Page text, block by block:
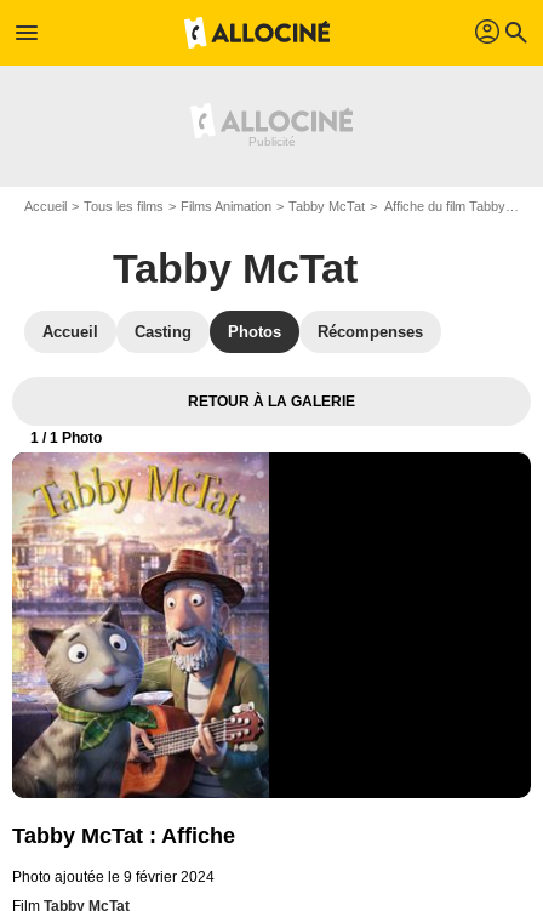
menu profil search
Accueil Tous les films Films Animation Tabby McTat Affiche du film Tabby McTat - Photo 1
Tabby McTat
Accueil Casting Photos Récompenses
RETOUR À LA GALERIE
1 / 1 Photo
Tabby McTat : Affiche
Photo ajoutée le 9 février 2024
Film Tabby McTat